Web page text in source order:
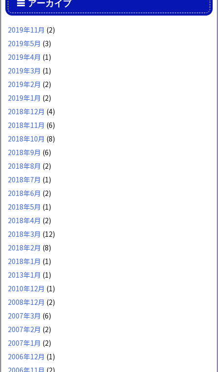
アーカイブ
2019年11月 (2)
2019年5月 (3)
2019年4月 (1)
2019年3月 (1)
2019年2月 (2)
2019年1月 (2)
2018年12月 (4)
2018年11月 (6)
2018年10月 (8)
2018年9月 (6)
2018年8月 (2)
2018年7月 (1)
2018年6月 (2)
2018年5月 (1)
2018年4月 (2)
2018年3月 (12)
2018年2月 (8)
2018年1月 (1)
2013年1月 (1)
2010年12月 (1)
2008年12月 (2)
2007年3月 (6)
2007年2月 (2)
2007年1月 (2)
2006年12月 (1)
2006年11月 (2)